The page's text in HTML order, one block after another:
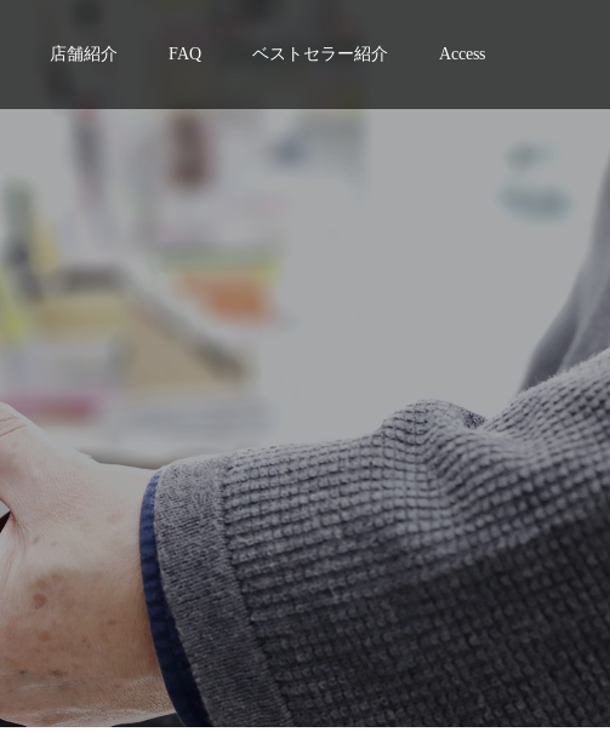
店舗紹介 FAQ ベストセラー紹介 Access